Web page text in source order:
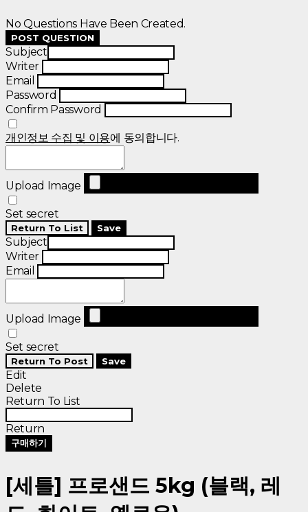
No Questions Have Been Created.
POST QUESTION
Subject
Writer
Email
Password
Confirm Password
개인정보 수집 및 이용에 동의합니다.
Upload Image
Set secret
Return To List Save
Subject
Writer
Email
Upload Image
Set secret
Return To Post Save
Edit
Delete
Return To List
Return
구매하기
[세틀] 프로샌드 5kg (블랙, 레